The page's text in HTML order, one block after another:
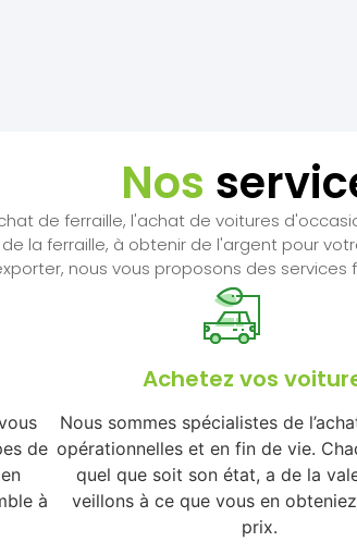
Nos
de ferraille, l'achat de voitures
la ferraille, à obtenir de l'argent pour
nous vous proposons des
de
à
Achetez vos
Nous sommes spécialistes de
opérationnelles et en fin de vie.
quel que soit son état, a de la
veillons à ce que vous en
prix.